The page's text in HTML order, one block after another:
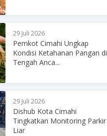
29 Juli 2026
Pemkot Cimahi Ungkap
Kondisi Ketahanan Pangan di
Tengah Anca...
29 Juli 2026
Dishub Kota Cimahi
Tingkatkan Monitoring Parkir
Liar